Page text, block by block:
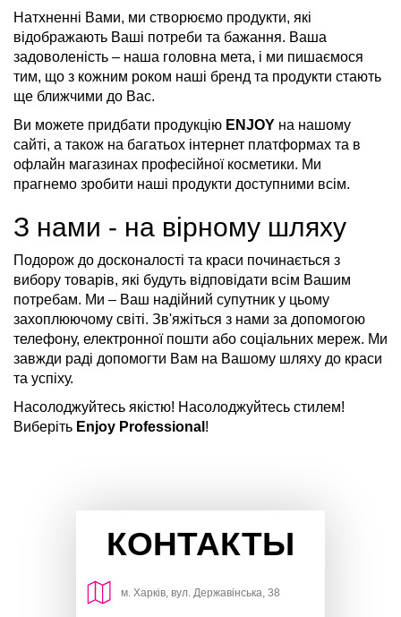
Натхненні Вами, ми створюємо продукти, які
відображають Ваші потреби та бажання. Ваша
задоволеність – наша головна мета, і ми пишаємося
тим, що з кожним роком наші бренд та продукти стають
ще ближчими до Вас.
Ви можете придбати продукцію ENJOY на нашому
сайті, а також на багатьох інтернет платформах та в
офлайн магазинах професійної косметики. Ми
прагнемо зробити наші продукти доступними всім.
З нами - на вірному шляху
Подорож до досконалості та краси починається з
вибору товарів, які будуть відповідати всім Вашим
потребам. Ми – Ваш надійний супутник у цьому
захоплюючому світі. Зв'яжіться з нами за допомогою
телефону, електронної пошти або соціальних мереж. Ми
завжди раді допомогти Вам на Вашому шляху до краси
та успіху.
Насолоджуйтесь якістю! Насолоджуйтесь стилем!
Виберіть Enjoy Professional !
КОНТАКТЫ
м. Харків, вул. Державінська, 38